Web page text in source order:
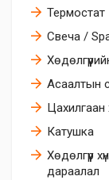
Термостат
Свеча /
Асаалтын
Цахилгаан
Катушка
Хөдөлгүүр
дараалал